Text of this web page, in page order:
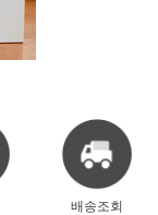
배송조회